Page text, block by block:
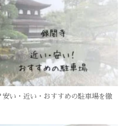
安い・近い・おすすめの駐車場を徹